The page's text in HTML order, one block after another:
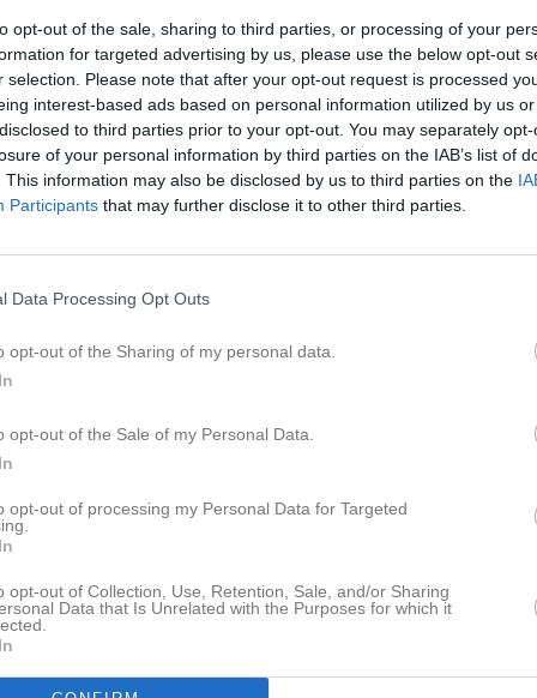
opt-out of the sale, sharing to third parties, or processing of your
for targeted advertising by us, please use the below opt-out
selection. Please note that after your opt-out request is processed
interest-based ads based on personal information utilized by us
to third parties prior to your opt-out. You may separately
of your personal information by third parties on the IAB’s list of
This information may also be disclosed by us to third parties on the
Participants that may further disclose it to other third parties.
Data Processing Opt Outs
opt-out of the Sharing of my personal data.
opt-out of the Sale of my Personal Data.
opt-out of processing my Personal Data for Targeted
opt-out of Collection, Use, Retention, Sale, and/or Sharing
Data that Is Unrelated with the Purposes for which it
i föreningslivet.
blev MSSK officiellt certifierade med diplom och blommor. Christer
MSSK) och Alexander Lindqvist (ordförande ungdomssektionen) tog
på framtid Piteå.
ska bli certifierad som en Säker o Trygg förening krävs
mål och vision
tobak, droger och doping
om olyckor, utrustning och planer
som redovisas på webben är:
drogpolicy